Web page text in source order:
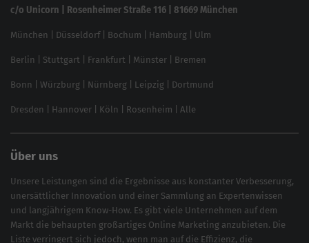
Linkbuilding 2025
Local SEO
SEO für Online Shops
Brand Monitoring 2025
c/o Unicorn | Rosenheimer Straße 116 | 81669 München
München Düsseldorf| Bochum Hamburg Ulm
Berlin Stuttgart Frankfurt Münster Bremen
Bonn Würzburg Nürnberg Leipzig Dortmund
Dresden Hannover Köln Rosenheim Alle
Über uns
Unsere Leistungen sind die Ergebnisse aus konstanter Verbesserung,
unersättlicher Innovation und einer Sammlung an Expertenwissen
und langjährigem Know-How. Es gibt viele Unternehmen auf dem
Markt die behaupten großartiges Online Marketing anzubieten. Die
Liste verringert sich jedoch, wenn man auf die Effizienz, die